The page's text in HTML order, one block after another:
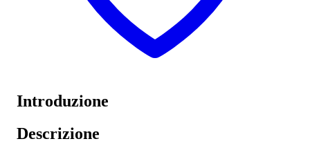
Introduzione
Descrizione